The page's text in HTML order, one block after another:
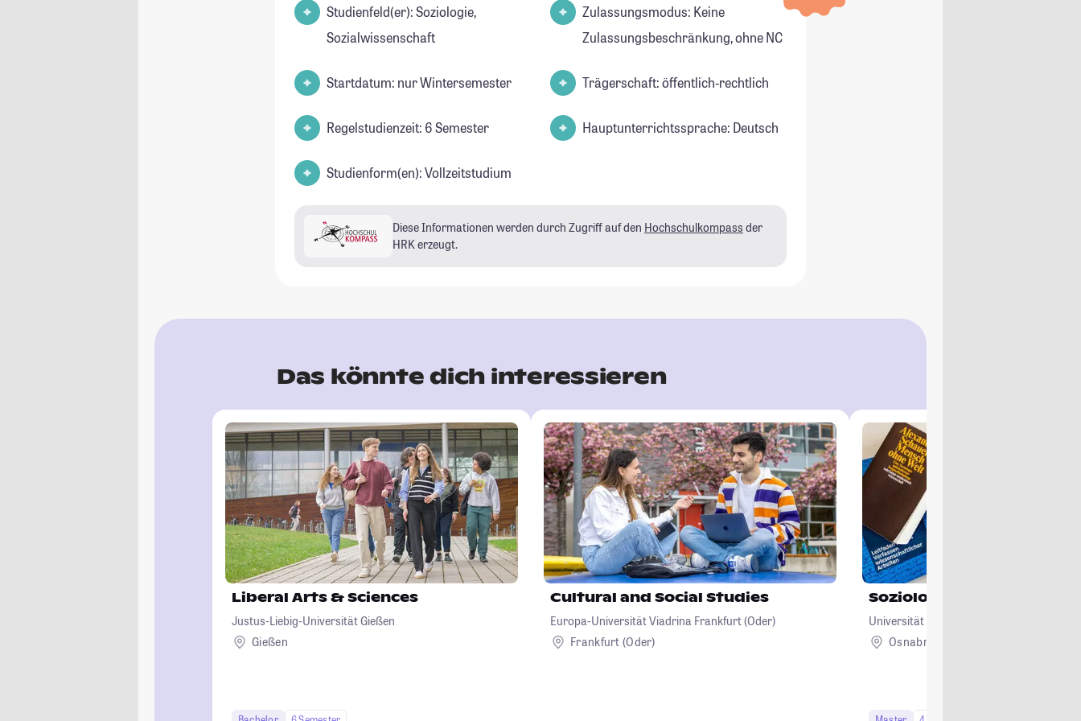
Studienfeld(er): Soziologie,
Sozialwissenschaft
Startdatum: nur Wintersemester
Regelstudienzeit: 6 Semester
Studienform(en): Vollzeitstudium
Zulassungsmodus: Keine
Zulassungsbeschränkung, ohne NC
Trägerschaft: öffentlich-rechtlich
Hauptunterrichtssprache: Deutsch
Diese Informationen werden durch Zugriff auf den Hochschulkompass der
HRK erzeugt.
Das könnte dich interessieren
Liberal Arts & Sciences
Justus-Liebig-Universität Gießen
Gießen
Cultural and Social Studies
Europa-Universität Viadrina Frankfurt (Oder)
Frankfurt (Oder)
Soziologische
Universität Osnabrück
Osnabrück